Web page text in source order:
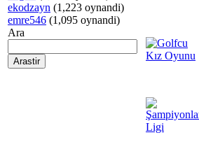
ekodzayn (1,223 oynandi)
emre546 (1,095 oynandi)
Ara